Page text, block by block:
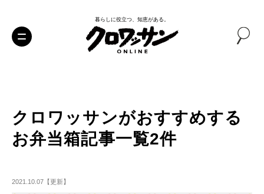
暮らしに役立つ、知恵がある。
クロワッサンがおすすめする
お弁当箱記事一覧2件
2021.10.07【更新】